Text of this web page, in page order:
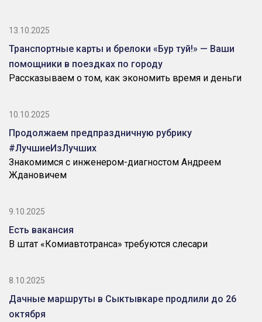
13.10.2025
Транспортные карты и брелоки «Бур туй!» — Ваши
помощники в поездках по городу
Рассказываем о том, как экономить время и деньги
10.10.2025
Продолжаем предпраздничную рубрику
#ЛучшиеИзЛучших
Знакомимся с инженером-диагностом Андреем
Ждановичем
9.10.2025
Есть вакансия
В штат «Комиавтотранса» требуются слесари
8.10.2025
Дачные маршруты в Сыктывкаре продлили до 26
октября